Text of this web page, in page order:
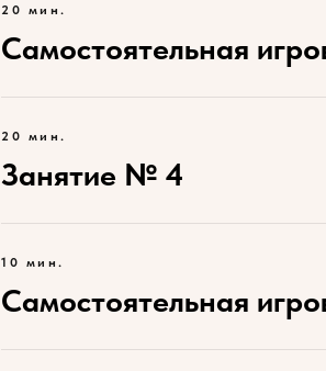
20 мин.
Самостоятельная
20 мин.
Занятие № 4
10 мин.
Самостоятельная